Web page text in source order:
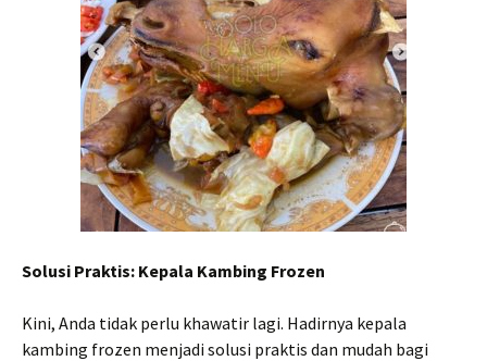
Solusi Praktis: Kepala Kambing Frozen
Kini, Anda tidak perlu khawatir lagi. Hadirnya kepala
kambing frozen menjadi solusi praktis dan mudah bagi